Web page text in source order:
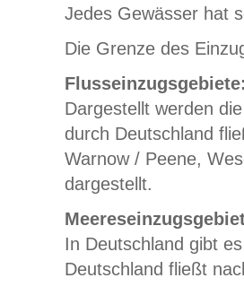
Jedes Gewässer hat
Die Grenze des
Dargestellt werden
durch Deutschland
Warnow / Peene,
dargestellt.
In Deutschland gibt
Deutschland fließt